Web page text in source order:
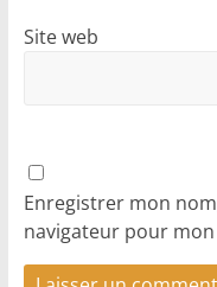
Site web
Enregistrer mon
navigateur pour